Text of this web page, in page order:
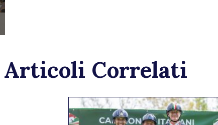
Articoli Correlati